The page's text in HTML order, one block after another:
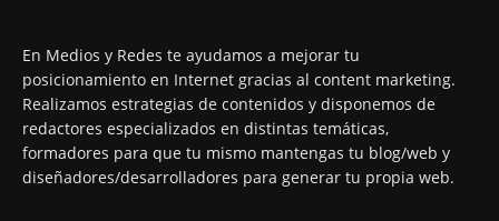
En Medios y Redes te ayudamos a mejorar tu
posicionamiento en Internet gracias al content marketing.
Realizamos estrategias de contenidos y disponemos de
redactores especializados en distintas temáticas,
formadores para que tu mismo mantengas tu blog/web y
diseñadores/desarrolladores para generar tu propia web.